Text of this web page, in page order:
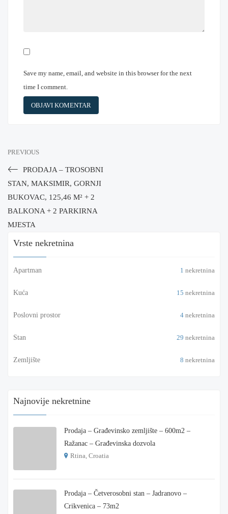
Save my name, email, and website in this browser for the next
time I comment.
PREVIOUS
PRODAJA – TROSOBNI
STAN, MAKSIMIR, GORNJI
BUKOVAC, 125,46 M² + 2
BALKONA + 2 PARKIRNA
MJESTA
Vrste nekretnina
Apartman 1 nekretnina
Kuća 15 nekretnina
Poslovni prostor 4 nekretnina
Stan 29 nekretnina
Zemljište 8 nekretnina
Najnovije nekretnine
Prodaja – Građevinsko zemljište – 600m2 –
Ražanac – Građevinska dozvola
Rtina, Croatia
Prodaja – Četverosobni stan – Jadranovo –
Crikvenica – 73m2